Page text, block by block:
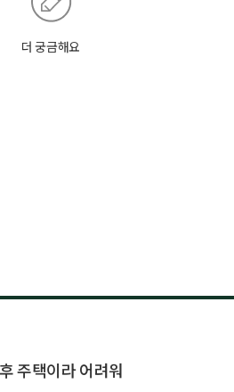
더 궁금해요
주택이라 어려워